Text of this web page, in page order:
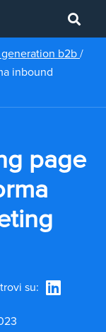
b2b /
inbound
page
su: